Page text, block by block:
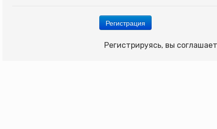
Регистрируясь, вы